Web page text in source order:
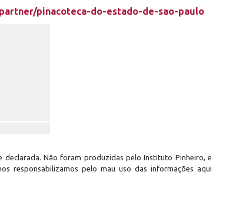
pinacoteca-do-estado-de-sao-paulo
Não foram produzidas pelo Instituto Pinheiro, e
responsabilizamos pelo mau uso das informações aqui